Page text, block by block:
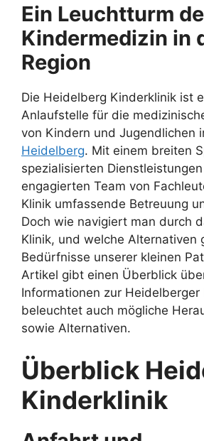
Ein Leuchtturm
Kindermedizin in
Region
Die Heidelberg Kinderklinik ist
Anlaufstelle für die
von Kindern und Jugendlichen
Heidelberg. Mit einem breiten
spezialisierten
engagierten Team von
Klinik umfassende Betreuung
Doch wie navigiert man durch
Klinik, und welche Alternativen
Bedürfnisse unserer kleinen
Artikel gibt einen Überblick
Informationen zur Heidelberger
beleuchtet auch mögliche
sowie Alternativen.
Überblick
Kinderklinik